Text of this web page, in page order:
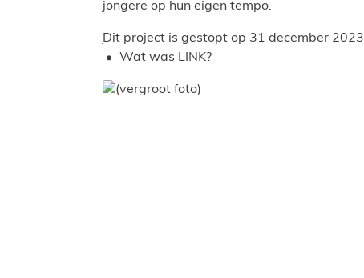
jongere op hun eigen tempo.
Dit project is gestopt op 31 december 2023
Thema's
Wat was LINK?